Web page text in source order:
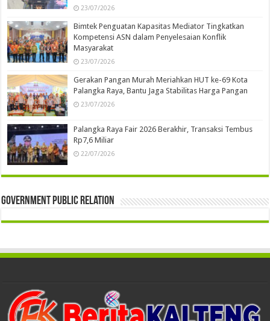
23/07/2026
Bimtek Penguatan Kapasitas Mediator Tingkatkan
Kompetensi ASN dalam Penyelesaian Konflik
Masyarakat
23/07/2026
Gerakan Pangan Murah Meriahkan HUT ke-69 Kota
Palangka Raya, Bantu Jaga Stabilitas Harga Pangan
23/07/2026
Palangka Raya Fair 2026 Berakhir, Transaksi Tembus
Rp7,6 Miliar
22/07/2026
Government Public Relation